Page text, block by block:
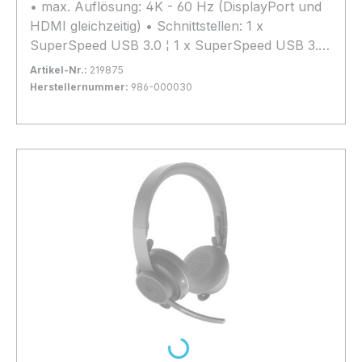
• max. Auflösung: 4K - 60 Hz (DisplayPort und
HDMI gleichzeitig) • Schnittstellen: 1 x
SuperSpeed USB 3.0 ¦ 1 x SuperSpeed USB 3.0
with Fast Charging ¦ 2 x USB-C 3.1 Gen 1 ¦ 1 x
Display / Video - DisplayPort ¦ 1 x Display / Video
Upstream mit Spannungsversorgung (100 W) ¦ 1
Artikel-Nr.: 219875
Herstellernummer: 986-000030
In den Warenkorb